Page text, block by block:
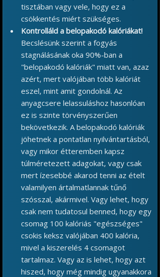
tisztában vagy vele, hogy ez a
csökkentés miért szükséges.
Kontrolláld a belopakodó kalóriákat!
Becslésünk szerint a fogyás
stagnálásának oka 90%-ban a
"belopakodó kalóriák" miatt van, azaz
azért, mert valójában több kalóriát
eszel, mint amit gondolnál. Az
anyagcsere lelassuláshoz hasonlóan
ez is szinte törvényszerűen
bekövetkezik. A belopakodó kalóriák
jöhetnek a pontatlan nyilvántartásból,
vagy mikor étteremben kapsz
túlméretezett adagokat, vagy csak
mert ízesebbé akarod tenni az ételt
valamilyen ártalmatlannak tűnő
szósszal, akármivel. Vagy lehet, hogy
csak nem tudatosul benned, hogy egy
csomag 100 kalóriás "egészséges"
csokis keksz valójában 400 kalória,
mivel a kiszerelés 4 csomagot
tartalmaz. Vagy az is lehet, hogy azt
hiszed, hogy még mindig ugyanakkora